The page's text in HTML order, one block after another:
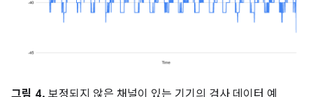
그림 4. 보정되지 않은 채널이 있는 기기의 검사 데이터 예